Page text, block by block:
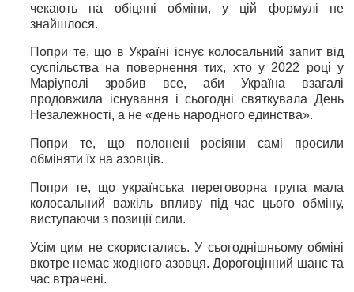
чекають на обіцяні обміни, у цій формулі не
знайшлося.
Попри те, що в Україні існує колосальний запит від
суспільства на повернення тих, хто у 2022 році у
Маріуполі зробив все, аби Україна взагалі
продовжила існування і сьогодні святкувала День
Незалежності, а не «день народного единства».
Попри те, що полонені росіяни самі просили
обміняти їх на азовців.
Попри те, що українська переговорна група мала
колосальний важіль впливу під час цього обміну,
виступаючи з позиції сили.
Усім цим не скористались. У сьогоднішньому обміні
вкотре немає жодного азовця. Дорогоцінний шанс та
час втрачені.